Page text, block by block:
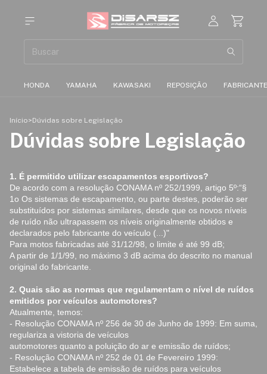
HONDA YAMAHA KAWASAKI REPOSIÇÃO FABRICANTE
Início>Dúvidas sobre Legislação
Dúvidas sobre Legislação
1. É permitido utilizar escapamentos esportivos?
De acordo com a resolução CONAMA nº 252/1999, artigo 5º:“§
1o Os sistemas de escapamento, ou parte destes, poderão ser
substituídos por sistemas similares, desde que os novos níveis
de ruído não ultrapassem os níveis originalmente obtidos e
declarados pelo fabricante do veículo (...)"
Para motos fabricadas até 31/12/98, o limite é até 99 dB;
A partir de 1/1/99, no máximo 3 dB acima do descrito no manual
original do fabricante.
2. Quais são as normas que regulamentam o nível de ruídos
emitidos por veículos automotores?
Atualmente, temos:
- Resolução CONAMA nº 256 de 30 de Junho de 1999: Em suma,
regulariza a vistoria de veículos
automotores quanto a poluição do ar e emissão de ruídos;
- Resolução CONAMA nº 252 de 01 de Fevereiro 1999:
Estabelece a tabela de emissão de ruídos para veículos